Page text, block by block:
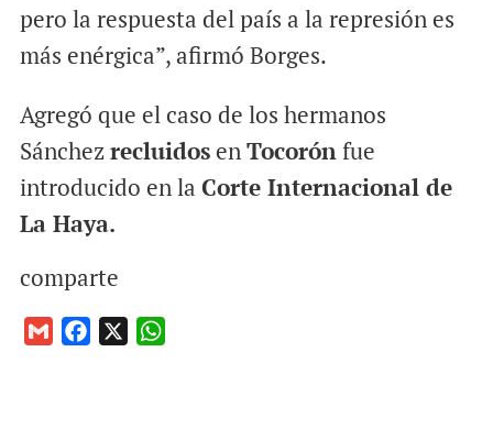
pero la respuesta del país a la represión es
más enérgica”, afirmó Borges.
Agregó que el caso de los hermanos
SánchezrecluidosenTocorónfue
introducido en la Corte Internacional de
La Haya.
comparte